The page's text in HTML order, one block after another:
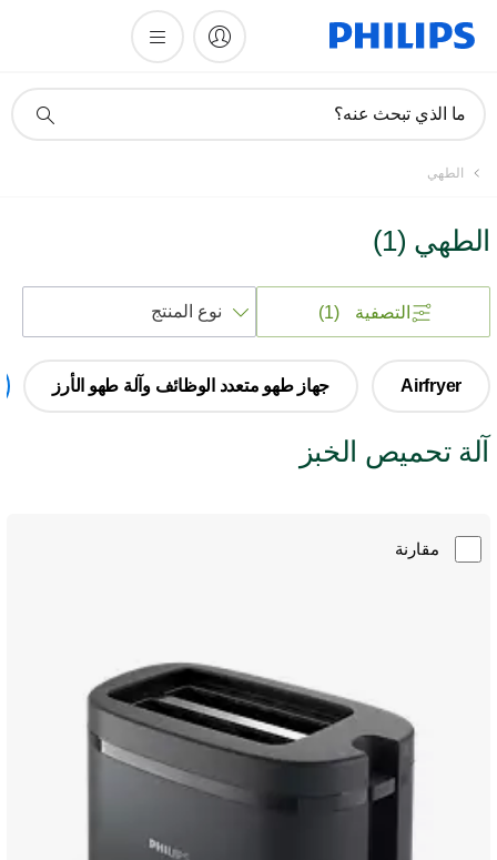
دعم
ما الذي تبحث عنه؟
الطهي
الطهي (
1
)
التصفية
حسب
Airfryer جهاز طهو متعدد الوظائف وآلة طهو الأرز
آلة تحميص الخبز
مقارنة